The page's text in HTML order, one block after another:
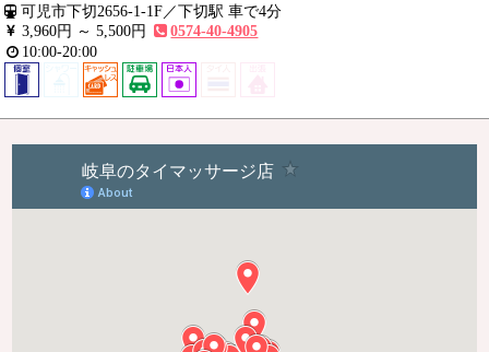
可児市下切2656-1-1F／下切駅 車で4分
3,960円 ～5,500円
0574-40-4905
10:00-20:00